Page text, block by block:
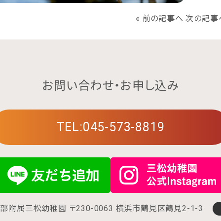
« 前の記事へ 次の記事
お問い合わせ・お申し込み
TEL:045-573-8819
附属三松幼稚園 〒230-0063 横浜市鶴見区鶴見2-1-3